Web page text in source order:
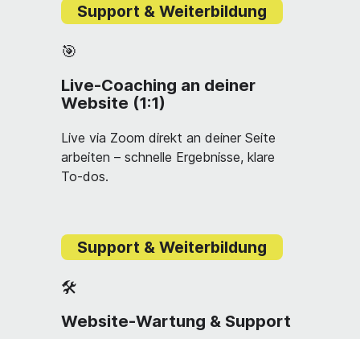
Support & Weiterbildung
🎯
Live via Zoom direkt an deiner Seite
arbeiten – schnelle Ergebnisse, klare
To-dos.
Live-Coaching an deiner
Website (1:1)
Support & Weiterbildung
🛠
Website-Wartung & Support